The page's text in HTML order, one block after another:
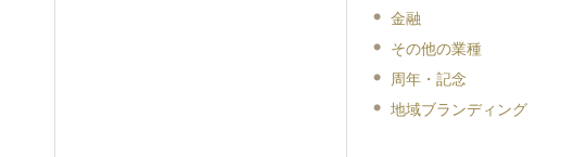
金融
その他の業種
周年・記念
地域ブランディング